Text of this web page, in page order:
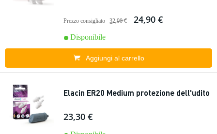
Prezzo consigliato 32,00 € 24,90 €
Disponibile
Aggiungi al carrello
Elacin ER20 Medium protezione dell'udito
23,30 €